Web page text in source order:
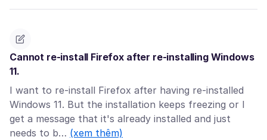
Cannot re-install Firefox after re-installing Windows
11.
I want to re-install Firefox after having re-installed
Windows 11. But the installation keeps freezing or I
get a message that it's already installed and just
needs to b… (xem thêm)